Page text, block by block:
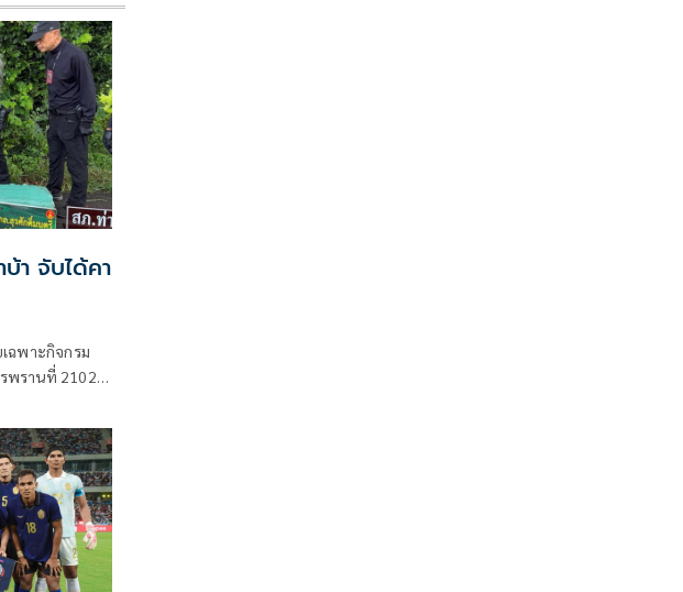
า จับได้คา
ฉพาะกิจกรม
พรานที่ 2102